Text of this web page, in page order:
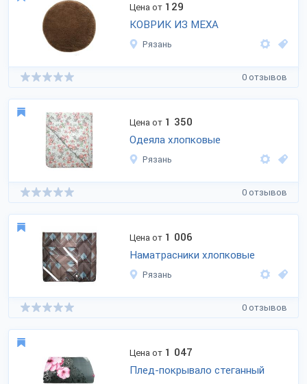
Цена от 129
КОВРИК ИЗ МЕХА
Рязань
0 отзывов
Цена от 1 350
Одеяла хлопковые
Рязань
0 отзывов
Цена от 1 006
Наматрасники хлопковые
Рязань
0 отзывов
Цена от 1 047
Плед-покрывало стеганный